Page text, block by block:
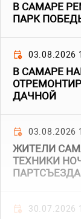
В САМАРЕ
ПАРК
03.08.2026
В САМАРЕ
ДАЧНОЙ
03.08.2026
ЖИТЕЛИ
ТЕХНИКИ
ПАРТСЪЕЗДА
30.07.2026